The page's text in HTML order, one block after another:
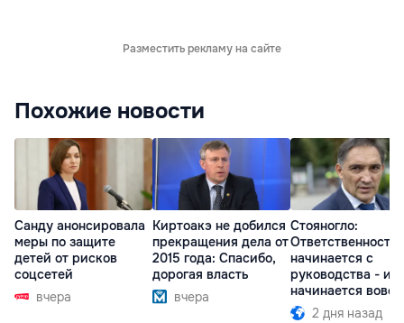
Разместить рекламу на сайте
Похожие новости
Санду анонсировала
меры по защите
детей от рисков
соцсетей
вчера
Киртоакэ не добился
прекращения дела от
2015 года: Спасибо,
дорогая власть
вчера
Стояногло:
Ответственность
начинается с
руководства -
начинается вовсе
2 дня назад